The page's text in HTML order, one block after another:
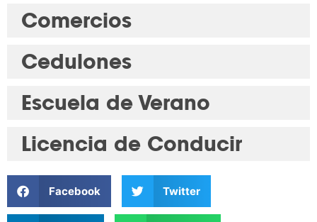
Comercios
Cedulones
Escuela de Verano
Licencia de Conducir
Facebook Twitter